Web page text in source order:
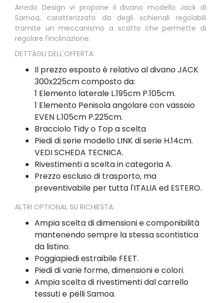
Arredo Design vi propone il divano modello Jack di
Samoa, caratterizzato da degli schienali regolabili
tramite un meccanismo a scatto che permette di
regolare l'inclinazione.
DETTAGLI DELL'OFFERTA:
Il prezzo esposto è relativo al divano JACK
300x225cm composto da:
1 Elemento laterale L.195cm P.105cm.
1 Elemento Penisola angolare con vassoio
EVEN L.105cm P.225cm.
Bracciolo Tidy o Top a scelta
Piedi di serie modello LINK di serie H.14cm.
VEDI SCHEDA TECNICA.
Rivestimenti a scelta in categoria A.
Prezzo escluso di trasporto, ma
preventivabile per tutta l'ITALIA ed ESTERO.
ALTRI OPTIONAL SU RICHIESTA:
Ampia scelta di dimensioni e componibilità
mantenendo sempre la stessa scontistica
da listino.
Poggiapiedi estraibile FEET.
Piedi di varie forme, dimensioni e colori.
Ampia scelta di rivestimenti dal carrello
tessuti e pelli Samoa.